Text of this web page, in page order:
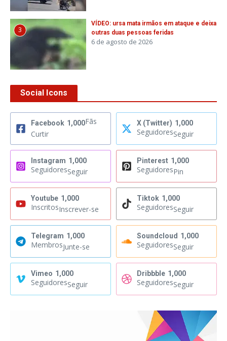
3
VÍDEO: ursa mata irmãos em ataque e deixa
outras duas pessoas feridas
6 de agosto de 2026
Social Icons
Facebook 1,000Fãs
Curtir
X (Twitter) 1,000
SeguidoresSeguir
Instagram 1,000
SeguidoresSeguir
Pinterest 1,000
SeguidoresPin
Youtube 1,000
InscritosInscrever-se
Tiktok 1,000
SeguidoresSeguir
Telegram 1,000
MembrosJunte-se
Soundcloud 1,000
SeguidoresSeguir
Vimeo 1,000
SeguidoresSeguir
Dribbble 1,000
SeguidoresSeguir